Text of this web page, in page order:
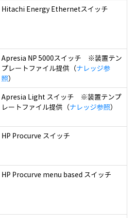
Hitachi Energy Ethernetスイッチ
Apresia NP 5000スイッチ ※装置テン
プレートファイル提供（ナレッジ参
照）
Apresia Light スイッチ ※装置テンプ
レートファイル提供（ナレッジ参照）
HP Procurve スイッチ
HP Procurve menu based スイッチ